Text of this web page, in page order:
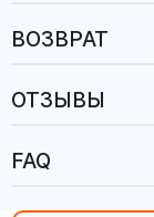
ВОЗВРАТ
ОТЗЫВЫ
FAQ